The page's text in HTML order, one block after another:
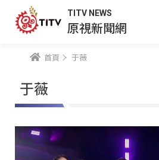
TITV NEWS
原視新聞網
首頁 于薇
于薇